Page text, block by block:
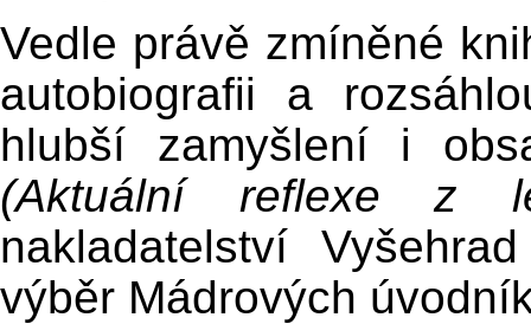
Vedle právě zmíněné
autobiografii a
hlubší zamyšlení i
(Aktuální reflexe z
nakladatelství
výběr Mádrových